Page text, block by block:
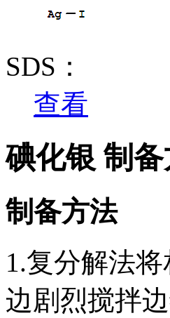
SDS：
查看
碘化银 制
制备方法
1.复分解法
边剧烈搅拌